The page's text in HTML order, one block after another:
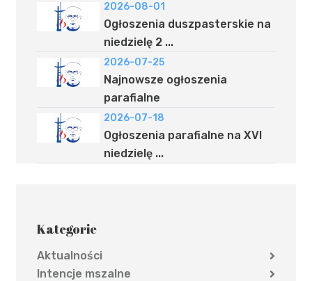
2026-08-01
Ogłoszenia duszpasterskie na
niedzielę 2 ...
2026-07-25
Najnowsze ogłoszenia
parafialne
2026-07-18
Ogłoszenia parafialne na XVI
niedzielę ...
Kategorie
Aktualności
Intencje mszalne